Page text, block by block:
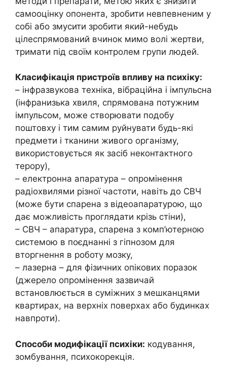
самооцінку опонента, зробити невпевненим у
собі або змусити зробити який-небудь
цілеспрямований вчинок мимо волі жертви,
тримати під своїм контролем групи людей.
Класифікація пристроїв впливу на психіку:
– інфразвукова техніка, вібраційна і імпульсна
(інфранизька хвиля, спрямована потужним
імпульсом, може створювати подобу
поштовху і тим самим руйнувати будь-які
предмети і тканини живого організму,
використовується як засіб неконтактного
терору),
– електронна апаратура – опромінення
радіохвилями різної частоти, навіть до СВЧ
(може бути спарена з відеоапаратурою, що
дає можливість проглядати крізь стіни),
– СВЧ – апаратура, спарена з комп’ютерною
системою в поєднанні з гіпнозом для
вторгнення в роботу мозку,
– лазерна – для фізичних опікових поразок
(джерело опромінення зазвичай
встановлюється в суміжних з мешканцями
квартирах, на верхніх поверхах або будинках
навпроти).
Способи модифікації психіки: кодування,
зомбування, психокорекція.